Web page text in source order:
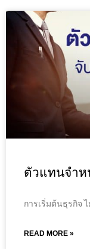
ตัวแทนจำห
การเริ่มต้นธุรกิจ
READ MORE »